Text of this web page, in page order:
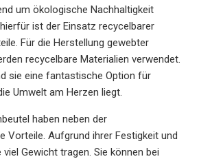
um ökologische Nachhaltigkeit
ist der Einsatz recycelbarer
Für die Herstellung gewebter
recycelbare Materialien verwendet.
sie eine fantastische Option für
Umwelt am Herzen liegt.
haben neben der
Vorteile. Aufgrund ihrer Festigkeit und
Gewicht tragen. Sie können bei